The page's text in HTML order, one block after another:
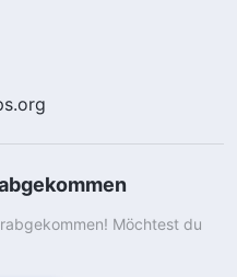
Möchtest du